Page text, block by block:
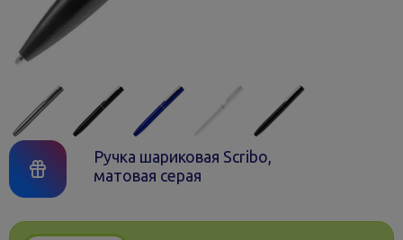
Ручка шариковая Scribo,
матовая серая